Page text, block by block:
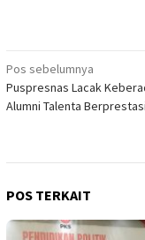
Navigasi
pos
Pos sebelumnya
Puspresnas Lacak
Alumni Talenta
POS TERKAIT